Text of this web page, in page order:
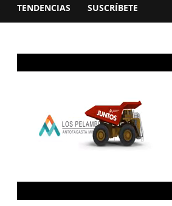
TENDENCIAS SUSCRÍBETE